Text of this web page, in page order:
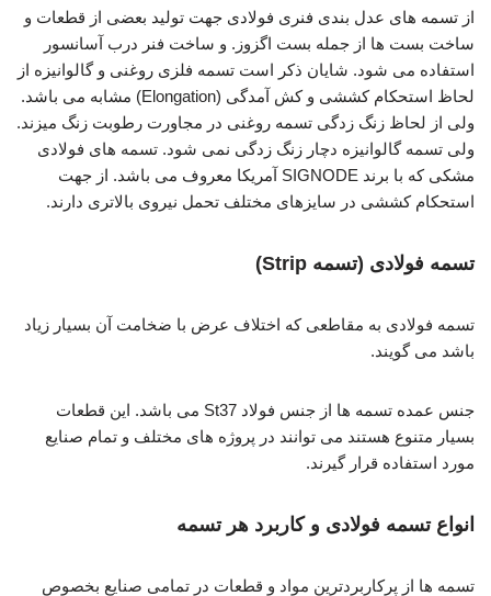
از تسمه های عدل بندی فنری فولادی جهت تولید بعضی از قطعات و
ساخت بست ها از جمله بست اگزوز. و ساخت فنر درب آسانسور
استفاده می شود. شایان ذکر است تسمه فلزی روغنی و گالوانیزه از
لحاظ استحکام کششی و کش آمدگی (Elongation) مشابه می باشد.
ولی از لحاظ زنگ زدگی تسمه روغنی در مجاورت رطوبت زنگ میزند.
ولی تسمه گالوانیزه دچار زنگ زدگی نمی شود. تسمه های فولادی
مشکی که با برند SIGNODE آمریکا معروف می باشد. از جهت
استحکام کششی در سایزهای مختلف تحمل نیروی بالاتری دارند.
تسمه فولادی (تسمه Strip)
تسمه فولادی به مقاطعی که اختلاف عرض با ضخامت آن بسیار زیاد
باشد می گویند.
جنس عمده تسمه ها از جنس فولاد St37 می باشد. این قطعات
بسیار متنوع هستند می توانند در پروژه های مختلف و تمام صنایع
مورد استفاده قرار گیرند.
انواع تسمه فولادی و کاربرد هر تسمه
تسمه ها از پرکاربردترین مواد و قطعات در تمامی صنایع بخصوص